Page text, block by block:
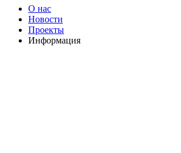
О нас
Новости
Проекты
Информация